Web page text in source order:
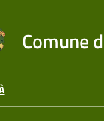
Comune